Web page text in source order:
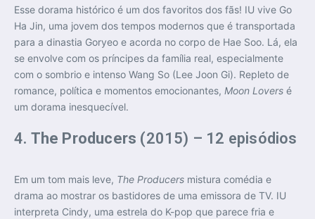
Esse dorama histórico é um dos favoritos dos fãs! IU vive Go
Ha Jin, uma jovem dos tempos modernos que é transportada
para a dinastia Goryeo e acorda no corpo de Hae Soo. Lá, ela
se envolve com os príncipes da família real, especialmente
com o sombrio e intenso Wang So (Lee Joon Gi). Repleto de
romance, política e momentos emocionantes, Moon Lovers é
um dorama inesquecível.
4. The Producers (2015) – 12 episódios
Em um tom mais leve, The Producers mistura comédia e
drama ao mostrar os bastidores de uma emissora de TV. IU
interpreta Cindy, uma estrela do K-pop que parece fria e